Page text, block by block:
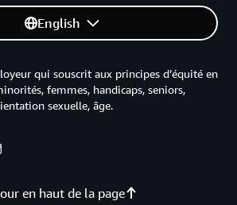
English
en haut de la page
qui souscrit aux principes d’équité en
femmes, handicaps, seniors,
sexuelle, âge.